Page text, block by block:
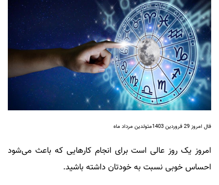
فال امروز 29 فروردین 1403متولدین مرداد ماه
امروز یک روز عالی است برای انجام کارهایی که باعث می‌شود
احساس خوبی نسبت به خودتان داشته باشید.